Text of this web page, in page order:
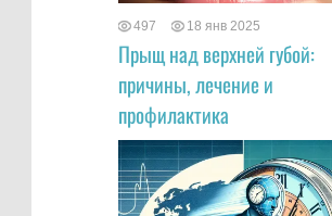
497 18 янв 2025
Прыщ над верхней губой:
причины, лечение и
профилактика